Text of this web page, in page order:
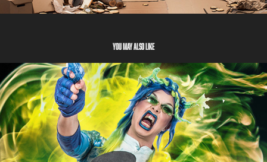
You may also like
Sheroes
2022